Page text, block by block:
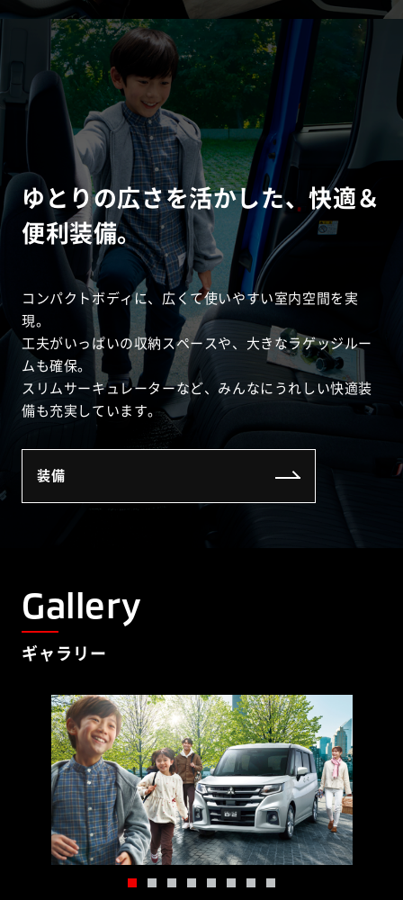
ゆとりの広さを活かした、快適＆
便利装備。
コンパクトボディに、広くて使いやすい室内空間を実
現。
工夫がいっぱいの収納スペースや、大きなラゲッジルー
ムも確保。
スリムサーキュレーターなど、みんなにうれしい快適装
備も充実しています。
装備
Gallery
ギャラリー